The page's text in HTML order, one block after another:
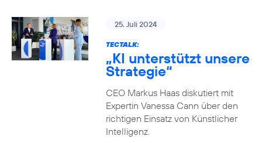
25. Juli 2024
TECTALK:
„KI unterstützt unsere
Strategie“
CEO Markus Haas diskutiert mit
Expertin Vanessa Cann über den
richtigen Einsatz von Künstlicher
Intelligenz.